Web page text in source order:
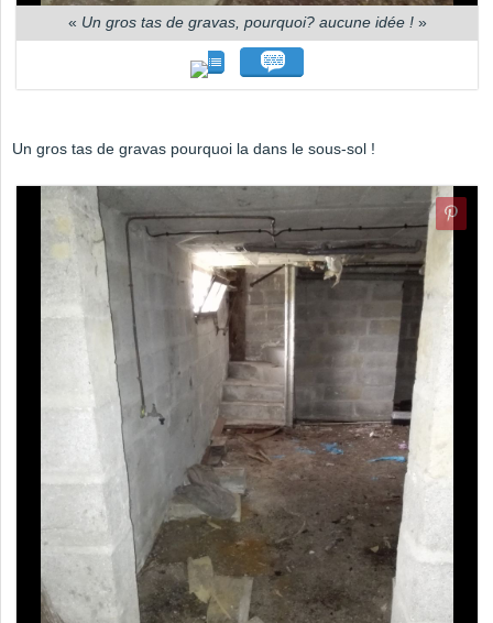
« Un gros tas de gravas, pourquoi? aucune idée !»
Un gros tas de gravas pourquoi la dans le sous-sol !